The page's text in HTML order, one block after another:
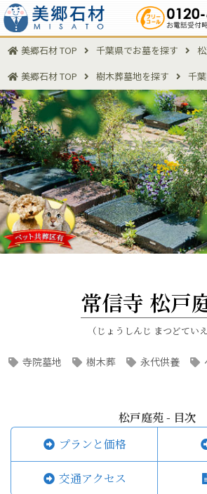
美郷石材 TOP 千葉県でお墓を探す
美郷石材 TOP
樹木葬墓地を探す 千
常信寺 松戸
（じょうしんじ まつどていえ
寺院墓地 樹木葬 永代供養
松戸庭苑 - 目次
プランと価格
交通アクセス